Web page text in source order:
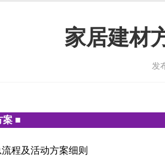
家居建材
发
案 ■
程及活动方案细则